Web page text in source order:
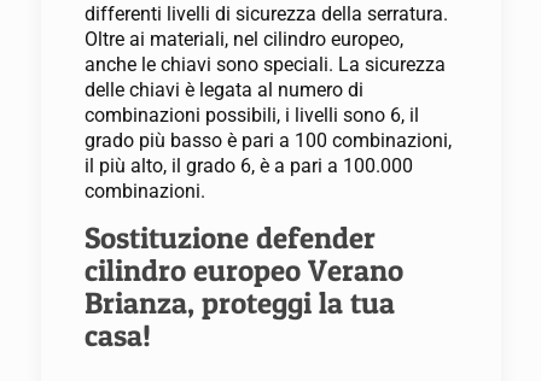
differenti livelli di sicurezza della serratura.
Oltre ai materiali, nel cilindro europeo,
anche le chiavi sono speciali. La sicurezza
delle chiavi è legata al numero di
combinazioni possibili, i livelli sono 6, il
grado più basso è pari a 100 combinazioni,
il più alto, il grado 6, è a pari a 100.000
combinazioni.
Sostituzione defender
cilindro europeo Verano
Brianza, proteggi la tua
casa!